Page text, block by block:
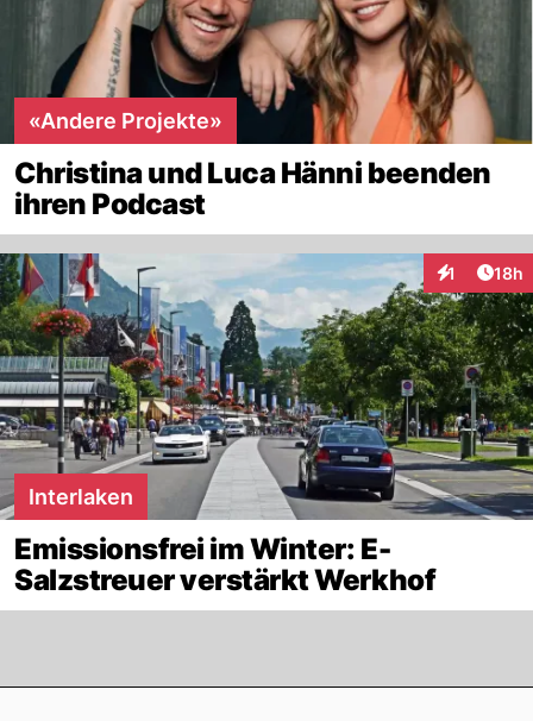
«Andere Projekte»
Christina und Luca Hänni beenden
ihren Podcast
1 18h
Interlaken
Emissionsfrei im Winter: E-
Salzstreuer verstärkt Werkhof